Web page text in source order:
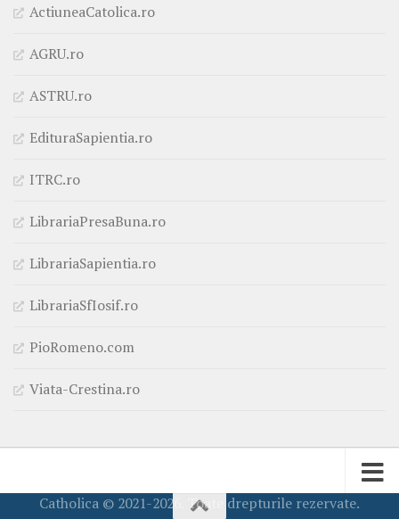
ActiuneaCatolica.ro
AGRU.ro
ASTRU.ro
EdituraSapientia.ro
ITRC.ro
LibrariaPresaBuna.ro
LibrariaSapientia.ro
LibrariaSfIosif.ro
PioRomeno.com
Viata-Crestina.ro
Catholica © 2021-2026. Toate drepturile rezervate.